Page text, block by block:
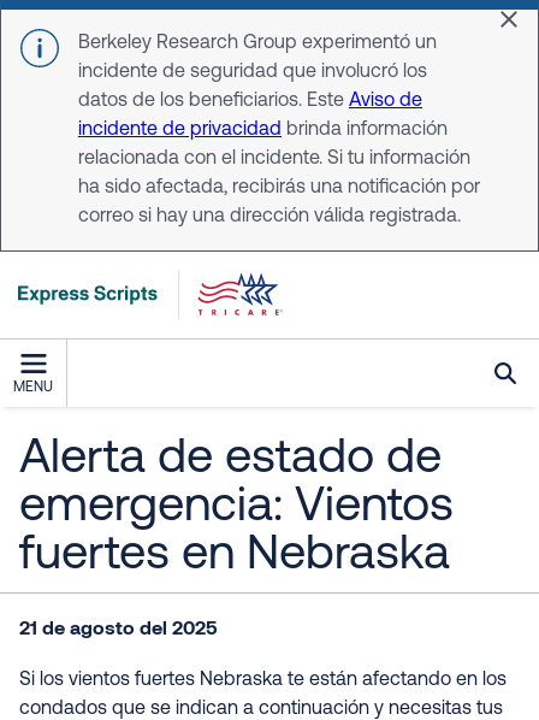
Skip to main content
Berkeley Research Group experimentó un
incidente de seguridad que involucró los
datos de los beneficiarios. Este Aviso de
incidente de privacidad brinda información
relacionada con el incidente. Si tu información
ha sido afectada, recibirás una notificación por
correo si hay una dirección válida registrada.
MENU
Alerta de estado de
emergencia: Vientos
fuertes en Nebraska
21 de agosto del 2025
Si los vientos fuertes Nebraska te están afectando en los
condados que se indican a continuación y necesitas tus